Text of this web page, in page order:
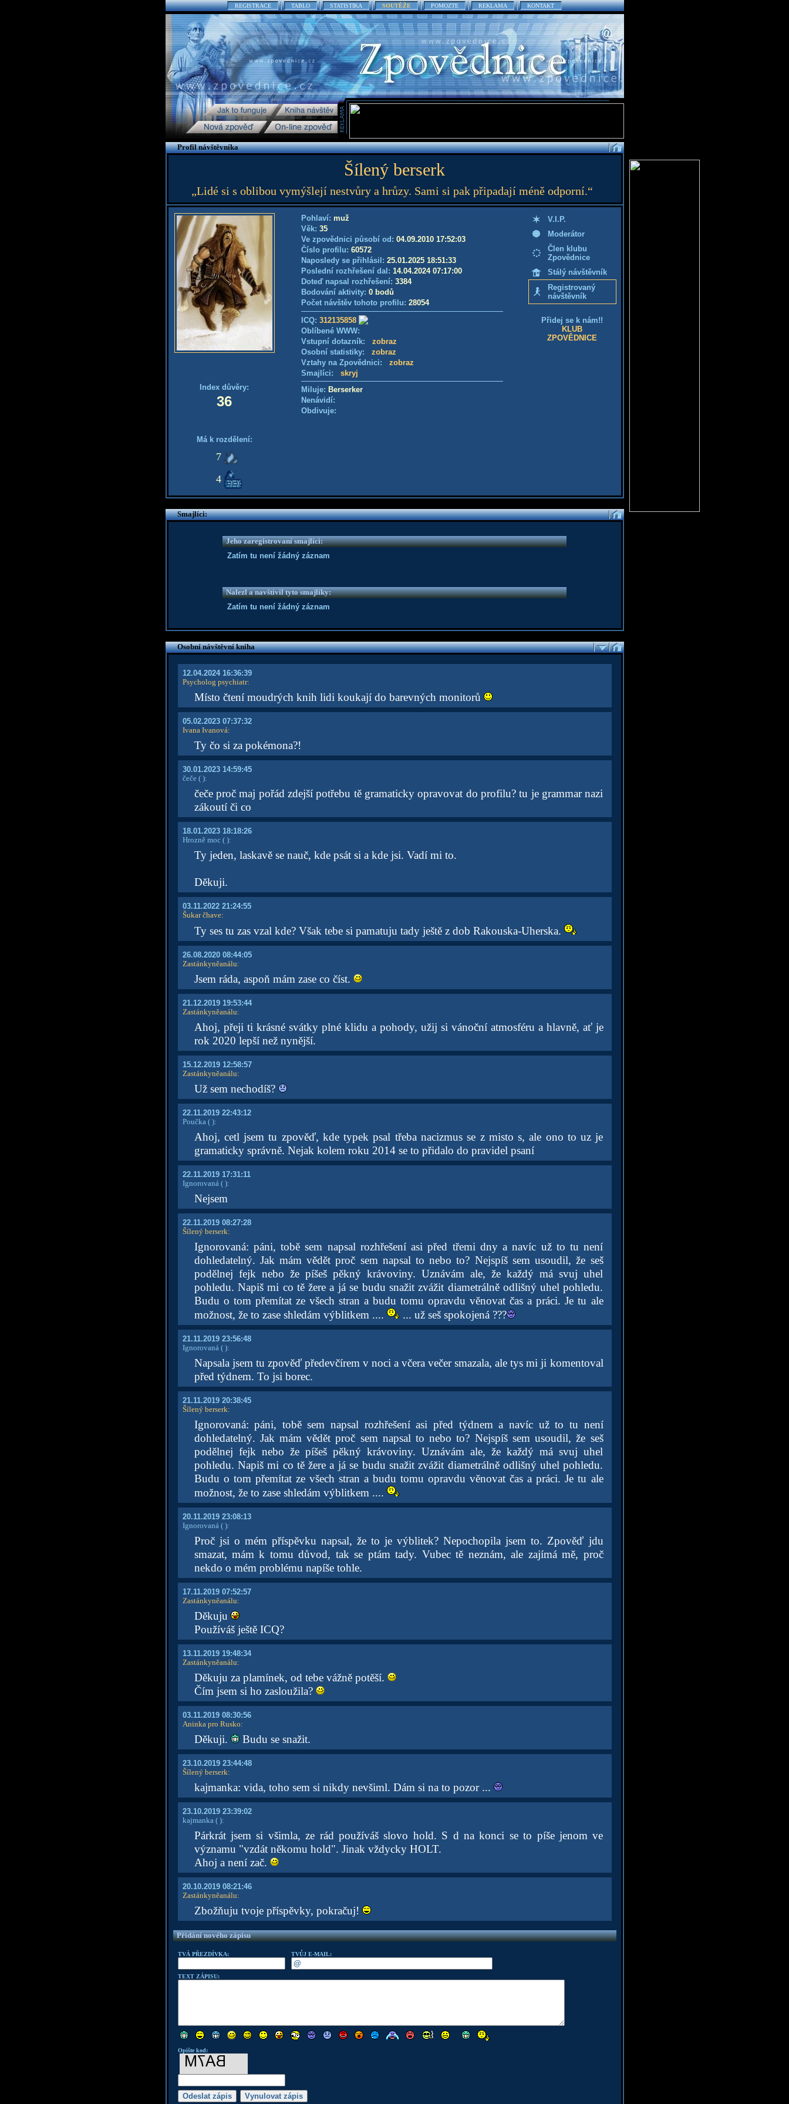
REGISTRACE TABLO STATISTIKA SOUTĚŽE POMOZTE REKLAMA KONTAKT
Profil návštěvníka
Šílený berserk
„Lidé si s oblibou vymýšlejí nestvůry a hrůzy. Sami si pak připadají méně odporní.“
Index důvěry:
36
Má k rozdělení:
7
4
Pohlaví: muž
Věk: 35
Ve zpovědnici působí od: 04.09.2010 17:52:03
Číslo profilu: 60572
Naposledy se přihlásil: 25.01.2025 18:51:33
Poslední rozhřešení dal: 14.04.2024 07:17:00
Doteď napsal rozhřešení: 3384
Bodování aktivity: 0 bodů
Počet návštěv tohoto profilu: 28054
ICQ: 312135858
Oblíbené WWW:
Vstupní dotazník: zobraz
Osobní statistiky: zobraz
Vztahy na Zpovědnici: zobraz
Smajlíci: skryj
Miluje: Berserker
Nenávidí:
Obdivuje:
V.I.P.
Moderátor
Člen klubu
Zpovědnice
Stálý návštěvník
Registrovaný
návštěvník
Přidej se k nám!!
KLUB
ZPOVĚDNICE
Smajlíci:
Jeho zaregistrovaní smajlíci:
Zatím tu není žádný záznam
Nalezl a navštívil tyto smajlíky:
Zatím tu není žádný záznam
Osobní návštěvní kniha
12.04.2024 16:36:39
Psycholog psychiatr:
Místo čtení moudrých knih lidi koukají do barevných monitorů
05.02.2023 07:37:32
Ivana Ivanová:
Ty čo si za pokémona?!
30.01.2023 14:59:45
čeče( ):
čeče proč maj pořád zdejší potřebu tě gramaticky opravovat do profilu? tu je grammar nazi
zákoutí či co
18.01.2023 18:18:26
Hrozně moc( ):
Ty jeden, laskavě se nauč, kde psát si a kde jsi. Vadí mi to.
Děkuji.
03.11.2022 21:24:55
Šukar čhave:
Ty ses tu zas vzal kde? Však tebe si pamatuju tady ještě z dob Rakouska-Uherska.
26.08.2020 08:44:05
Zastánkyněanálu:
Jsem ráda, aspoň mám zase co číst.
21.12.2019 19:53:44
Zastánkyněanálu:
Ahoj, přeji ti krásné svátky plné klidu a pohody, užij si vánoční atmosféru a hlavně, ať je
rok 2020 lepší než nynější.
15.12.2019 12:58:57
Zastánkyněanálu:
Už sem nechodíš?
22.11.2019 22:43:12
Poučka( ):
Ahoj, cetl jsem tu zpověď, kde typek psal třeba nacizmus se z misto s, ale ono to uz je
gramaticky správně. Nejak kolem roku 2014 se to přidalo do pravidel psaní
22.11.2019 17:31:11
Ignorovaná( ):
Nejsem
22.11.2019 08:27:28
Šílený berserk:
Ignorovaná: páni, tobě sem napsal rozhřešení asi před třemi dny a navíc už to tu není
dohledatelný. Jak mám vědět proč sem napsal to nebo to? Nejspíš sem usoudil, že seš
podělnej fejk nebo že píšeš pěkný krávoviny. Uznávám ale, že každý má svuj uhel
pohledu. Napiš mi co tě žere a já se budu snažit zvážit diametrálně odlišný uhel pohledu.
Budu o tom přemítat ze všech stran a budu tomu opravdu věnovat čas a práci. Je tu ale
možnost, že to zase shledám výblitkem ....
... už seš spokojená ???
21.11.2019 23:56:48
Ignorovaná( ):
Napsala jsem tu zpověď předevčírem v noci a včera večer smazala, ale tys mi ji komentoval
před týdnem. To jsi borec.
21.11.2019 20:38:45
Šílený berserk:
Ignorovaná: páni, tobě sem napsal rozhřešení asi před týdnem a navíc už to tu není
dohledatelný. Jak mám vědět proč sem napsal to nebo to? Nejspíš sem usoudil, že seš
podělnej fejk nebo že píšeš pěkný krávoviny. Uznávám ale, že každý má svuj uhel
pohledu. Napiš mi co tě žere a já se budu snažit zvážit diametrálně odlišný uhel pohledu.
Budu o tom přemítat ze všech stran a budu tomu opravdu věnovat čas a práci. Je tu ale
možnost, že to zase shledám výblitkem ....
20.11.2019 23:08:13
Ignorovaná( ):
Proč jsi o mém příspěvku napsal, že to je výblitek? Nepochopila jsem to. Zpověď jdu
smazat, mám k tomu důvod, tak se ptám tady. Vubec tě neznám, ale zajímá mě, proč
nekdo o mém problému napíše tohle.
17.11.2019 07:52:57
Zastánkyněanálu:
Děkuju
Používáš ještě ICQ?
13.11.2019 19:48:34
Zastánkyněanálu:
Děkuju za plamínek, od tebe vážně potěší.
Čím jsem si ho zasloužila?
03.11.2019 08:30:56
Aninka pro Rusko:
Děkuji. Budu se snažit.
23.10.2019 23:44:48
Šílený berserk:
kajmanka: vida, toho sem si nikdy nevšiml. Dám si na to pozor ...
23.10.2019 23:39:02
kajmanka( ):
Párkrát jsem si všimla, ze rád používáš slovo hold. S d na konci se to píše jenom ve
významu "vzdát někomu hold". Jinak vždycky HOLT.
Ahoj a není zač.
20.10.2019 08:21:46
Zastánkyněanálu:
Zbožňuju tvoje příspěvky, pokračuj!
Přidání nového zápisu
TVÁ PŘEZDÍVKA: TVŮJ E-MAIL:
TEXT ZÁPISU:
Opište kod: